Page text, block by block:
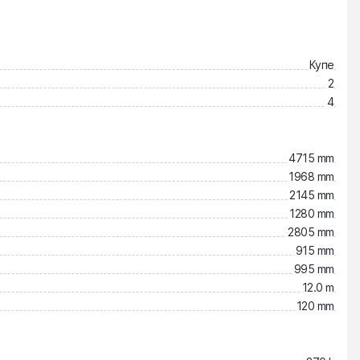
Купе
2
4
4715 mm
1968 mm
2145 mm
1280 mm
2805 mm
915 mm
995 mm
12.0 m
120 mm